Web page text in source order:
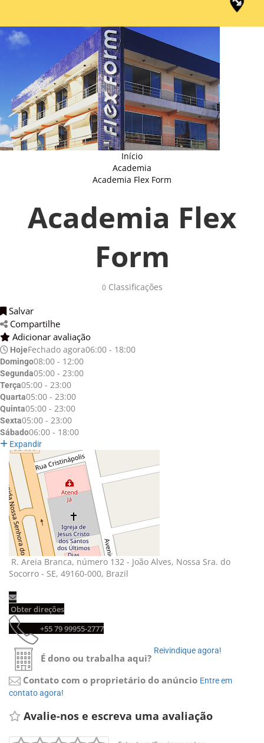
Início
Academia
Academia Flex Form
Academia Flex
Form
0Classificações
Salvar
Compartilhe
Adicionar avaliação
HojeFechado agora06:00 - 18:00
Domingo08:00 - 12:00
Segunda05:00 - 23:00
Terça05:00 - 23:00
Quarta05:00 - 23:00
Quinta05:00 - 23:00
Sexta05:00 - 23:00
Sábado06:00 - 18:00
Expandir
R. Areia Branca, número 132 - João Alves, Nossa Sra. do
Socorro - SE, 49160-000, Brazil
Obter direções
+55 79 99955-2777
É dono ou trabalha aqui?
Reivindique agora!
Contato com o proprietário do anúncio Entre em
contato agora!
Avalie-nos e escreva uma avaliação